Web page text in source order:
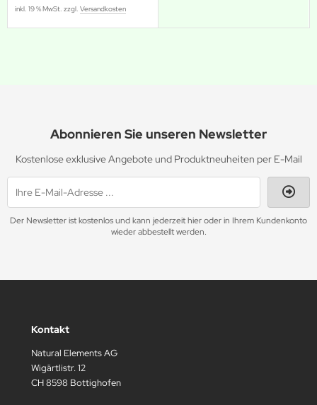
inkl. 19 % MwSt. zzgl. Versandkosten
Abonnieren Sie unseren Newsletter
Kostenlose exklusive Angebote und Produktneuheiten per E-Mail
Der Newsletter ist kostenlos und kann jederzeit hier oder in Ihrem Kundenkonto
wieder abbestellt werden.
Kontakt
Natural Elements AG
Wigärtlistr. 12
CH 8598 Bottighofen